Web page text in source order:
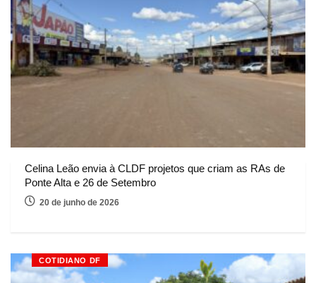
Celina Leão envia à CLDF projetos que criam as RAs de
Ponte Alta e 26 de Setembro
20 de junho de 2026
COTIDIANO DF